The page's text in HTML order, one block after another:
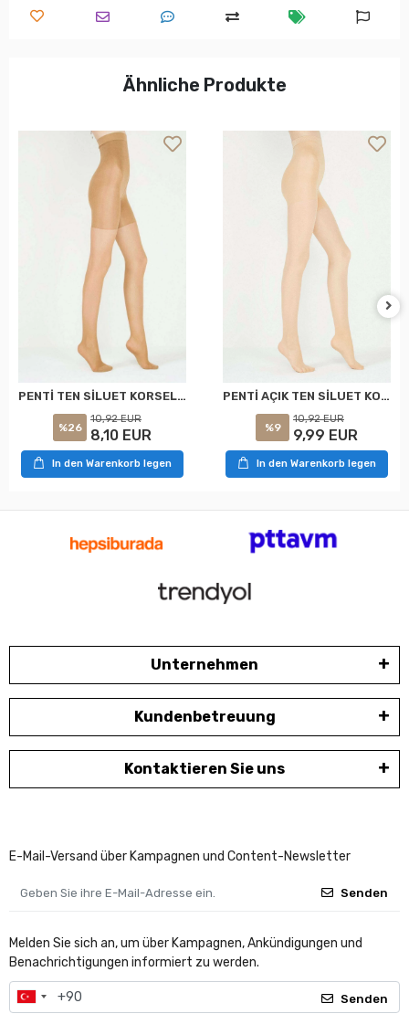
Ähnliche Produkte
PENTİ TEN SİLUET KORSELİ KÜLOTLU ÇORAP XXL
%26
10,92 EUR
8,10 EUR
In den Warenkorb legen
PENTİ AÇIK TEN SİLUET KORSELİ KÜLOTLU ÇORAP XXL
%9
10,92 EUR
9,99 EUR
In den Warenkorb legen
Unternehmen
Kundenbetreuung
Kontaktieren Sie uns
E-Mail-Versand über Kampagnen und Content-Newsletter
Senden
Melden Sie sich an, um über Kampagnen, Ankündigungen und
Benachrichtigungen informiert zu werden.
Senden